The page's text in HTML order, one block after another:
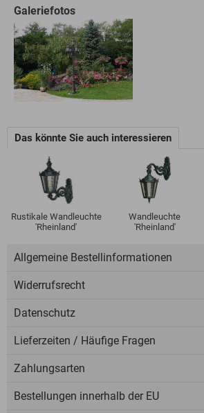
Galeriefotos
Das könnte Sie auch interessieren
Rustikale Wandleuchte
'Rheinland'
Wandleuchte
'Rheinland'
Allgemeine Bestellinformationen
Widerrufsrecht
Datenschutz
Lieferzeiten / Häufige Fragen
Zahlungsarten
Bestellungen innerhalb der EU